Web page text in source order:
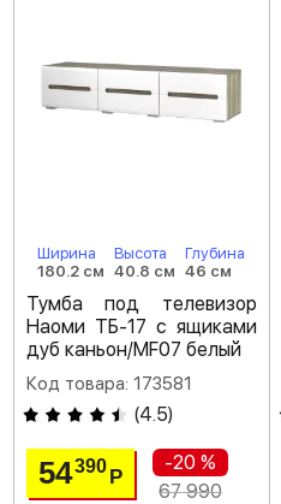
Ширина
180.2 см
Высота
40.8 см
Глубина
46 см
Тумба под телевизор
Наоми ТБ-17 с ящиками
дуб каньон/MF07 белый
Код товара: 173581
(4.5)
54390Р
-20 %
67 990